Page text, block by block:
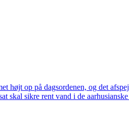
højt op på dagsordenen, og det
skal sikre rent vand i de